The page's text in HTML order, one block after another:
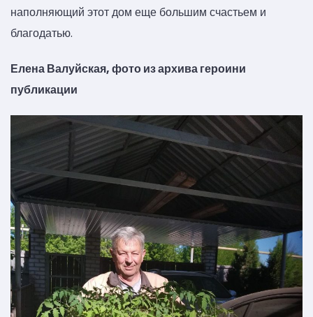
наполняющий этот дом еще большим счастьем и
благодатью.
Елена Валуйская, фото из архива героини
публикации